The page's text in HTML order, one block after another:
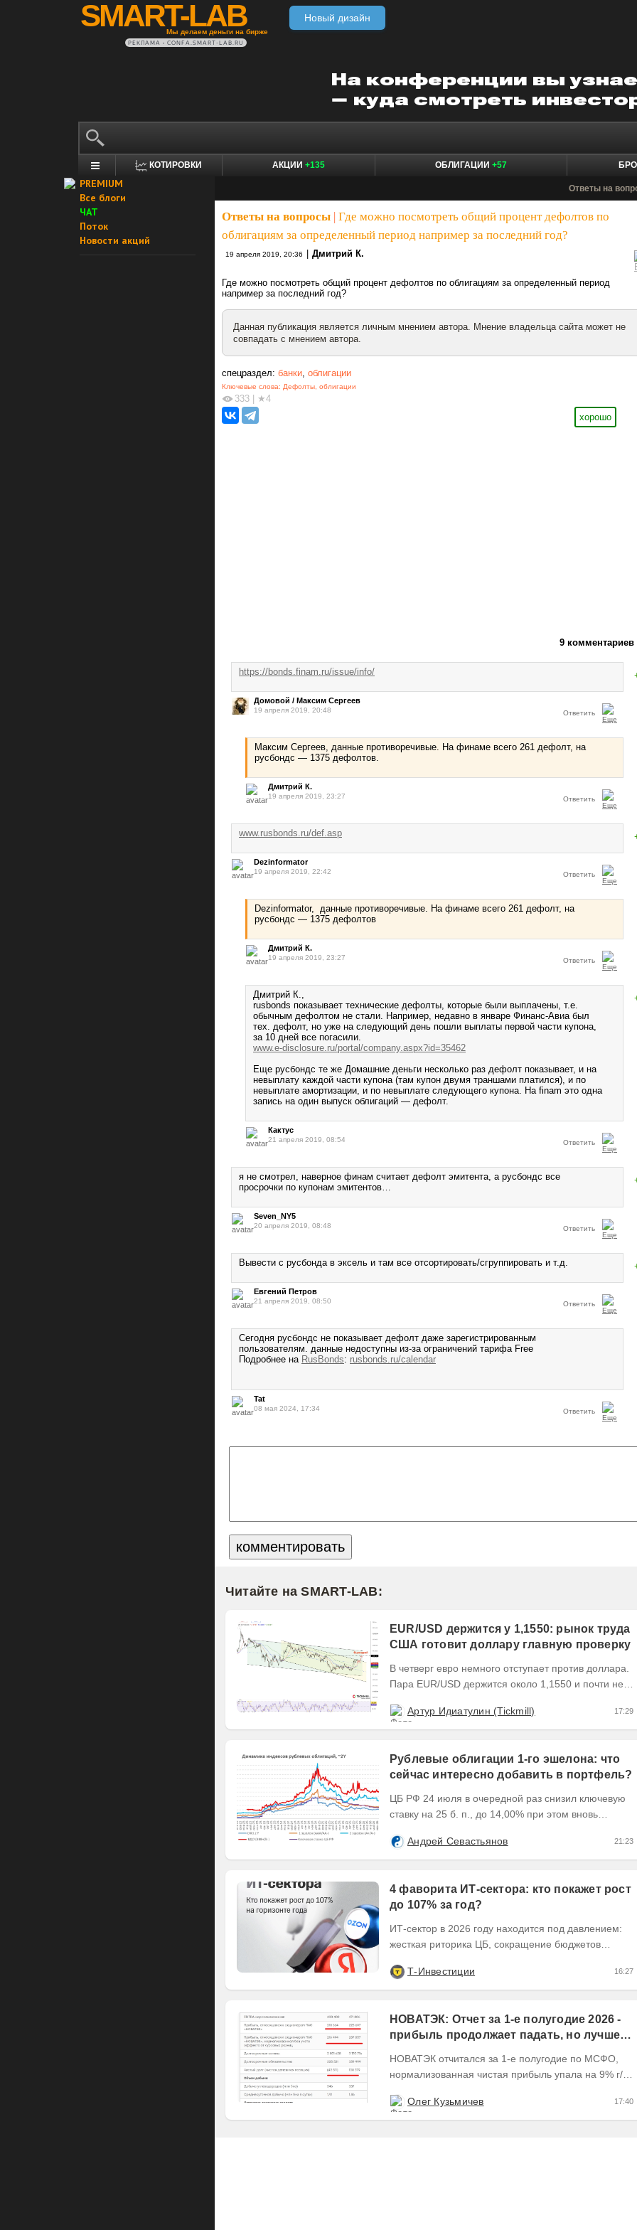
SMART-LAB
Мы делаем деньги на бирже
Новый дизайн
РЕКЛАМА • CONFA.SMART-LAB.RU
КОТИРОВКИ АКЦИИ +135 ОБЛИГАЦИИ +57
PREMIUM
Все блоги
ЧАТ
Поток
Новости акций
Ответы на
Ответы на вопросы Где можно посмотреть общий процент дефолтов по
облигациям за определенный период например за последний год?
19 апреля 2019, 20:36 Дмитрий К.
Где можно посмотреть общий процент дефолтов по облигациям за определенный период
например за последний год?
Данная публикация является личным мнением автора. Мнение владельца сайта может не
совпадать с мнением автора.
спецраздел: банки, облигации
Ключевые слова: Дефолты, облигации
333
★4
хорошо
9 комментариев
https://bonds.finam.ru/issue/info/
Домовой / Максим Сергеев
19 апреля 2019, 20:48 Ответить
Максим Сергеев, данные противоречивые. На финаме всего 261 дефолт, на
русбондс — 1375 дефолтов.
Дмитрий К.
19 апреля 2019, 23:27 Ответить
www.rusbonds.ru/def.asp
Dezinformator
19 апреля 2019, 22:42 Ответить
Dezinformator, данные противоречивые. На финаме всего 261 дефолт, на
русбондс — 1375 дефолтов
Дмитрий К.
19 апреля 2019, 23:27 Ответить
Дмитрий К.,
rusbonds показывает технические дефолты, которые были выплачены, т.е.
обычным дефолтом не стали. Например, недавно в январе Финанс-Авиа был
тех. дефолт, но уже на следующий день пошли выплаты первой части купона,
за 10 дней все погасили.
www.e-disclosure.ru/portal/company.aspx?id=35462
Еще русбондс те же Домашние деньги несколько раз дефолт показывает, и на
невыплату каждой части купона (там купон двумя траншами платился), и по
невыплате амортизации, и по невыплате следующего купона. На finam это одна
запись на один выпуск облигаций — дефолт.
Кактус
21 апреля 2019, 08:54 Ответить
я не смотрел, наверное финам считает дефолт эмитента, а русбондс все
просрочки по купонам эмитентов…
Seven_NY5
20 апреля 2019, 08:48 Ответить
Вывести с русбонда в эксель и там все отсортировать/сгруппировать и т.д.
Евгений Петров
21 апреля 2019, 08:50 Ответить
Сегодня русбондс не показывает дефолт даже зарегистрированным
пользователям. данные недоступны из-за ограничений тарифа Free
Подробнее на RusBonds: rusbonds.ru/calendar
Tat
08 мая 2024, 17:34 Ответить
Читайте на SMART-LAB:
EUR/USD держится у 1,1550: рынок труда
США готовит доллару главную проверку
В четверг евро немного отступает против доллара.
Пара EUR/USD держится около 1,1550 и почти не
Артур Идиатулин (Tickmill)
17:29
Рублевые облигации 1-го эшелона: что
сейчас интересно добавить в портфель?
ЦБ РФ 24 июля в очередной раз снизил ключевую
ставку на 25 б. п., до 14,00% при этом вновь
его...Андрей Севастьянов 21:23
4 фаворита ИТ-сектора: кто покажет рост
до 107% за год?
ИТ-сектор в 2026 году находится под давлением:
жесткая риторика ЦБ, сокращение бюджетов
Т-Инвестиции
16:27
НОВАТЭК: Отчет за 1-е полугодие 2026 -
прибыль продолжает падать, но лучшее
НОВАТЭК отчитался за 1-е полугодие по МСФО,
нормализованная чистая прибыль упала на 9% г/г
Олег Кузьмичев
17:40